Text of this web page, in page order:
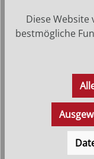
Regulärer
Diese Website
bestmögliche